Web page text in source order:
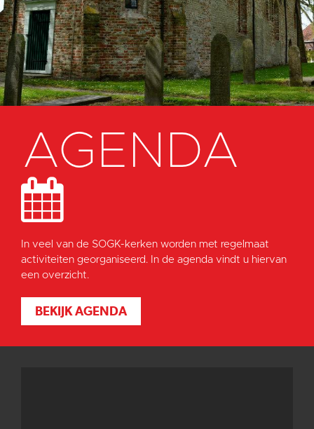
AGENDA
In veel van de SOGK-kerken worden met regelmaat
activiteiten georganiseerd. In de agenda vindt u hiervan
een overzicht.
BEKIJK AGENDA